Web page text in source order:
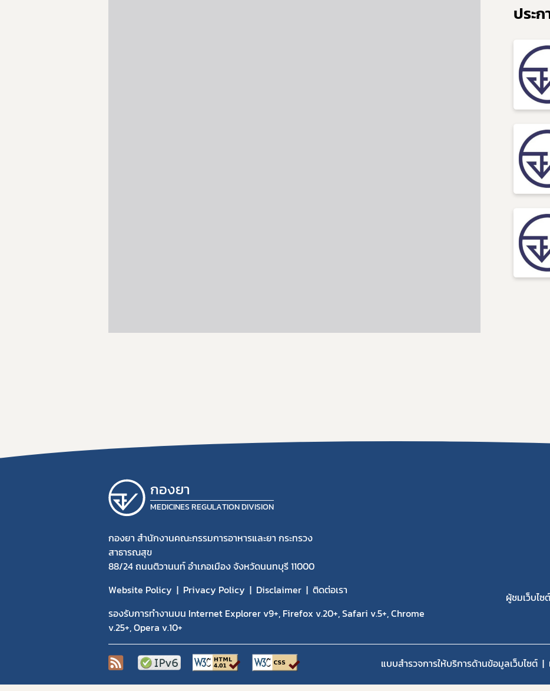
ประ
กองยา
MEDICINES REGULATION DIVISION
กองยา สำนักงานคณะกรรมการอาหารและยา กระทรวง
สาธารณสุข
88/24 ถนนติวานนท์ อำเภอเมือง จังหวัดนนทบุรี 11000
Website Policy
Privacy Policy Disclaimer
ติดต่อเรา
รองรับการทำงานบน Internet Explorer v9+, Firefox v.20+, Safari v.5+, Chrome
v.25+, Opera v.10+
ผู้ชมเว็บไซ
แบบสำรวจการให้บริการด้านข้อมูลเว็บไซต์